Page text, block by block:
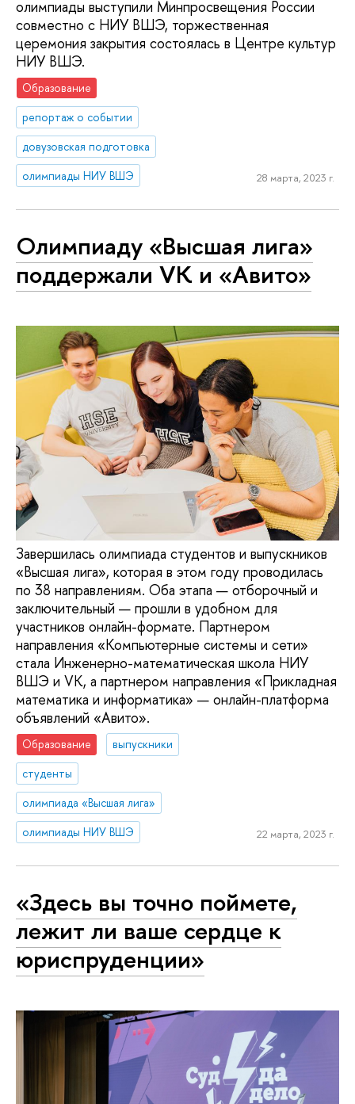
олимпиады выступили Минпросвещения России
совместно с НИУ ВШЭ, торжественная
церемония закрытия состоялась в Центре культур
НИУ ВШЭ.
Образование
репортаж о событии
довузовская подготовка
олимпиады НИУ ВШЭ
28 марта, 2023 г.
Олимпиаду «Высшая лига»
поддержали VK и «Авито»
Завершилась олимпиада студентов и выпускников
«Высшая лига», которая в этом году проводилась
по 38 направлениям. Оба этапа — отборочный и
заключительный — прошли в удобном для
участников онлайн-формате. Партнером
направления «Компьютерные системы и сети»
стала Инженерно-математическая школа НИУ
ВШЭ и VK, а партнером направления «Прикладная
математика и информатика» — онлайн-платформа
объявлений «Авито».
Образование
выпускники
студенты
олимпиада «Высшая лига»
олимпиады НИУ ВШЭ
22 марта, 2023 г.
«Здесь вы точно поймете,
лежит ли ваше сердце к
юриспруденции»